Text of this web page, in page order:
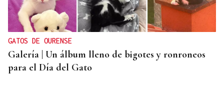
GATOS DE OURENSE
Galería | Un álbum lleno de bigotes y ronroneos
para el Día del Gato